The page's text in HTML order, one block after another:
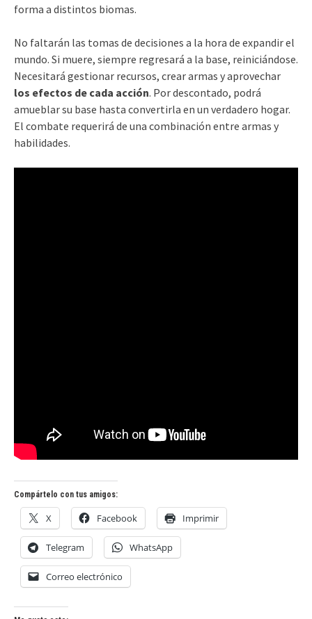
forma a distintos biomas.
No faltarán las tomas de decisiones a la hora de expandir el
mundo. Si muere, siempre regresará a la base, reiniciándose.
Necesitará gestionar recursos, crear armas y aprovechar
los efectos de cada acción. Por descontado, podrá
amueblar su base hasta convertirla en un verdadero hogar.
El combate requerirá de una combinación entre armas y
habilidades.
Compártelo con tus amigos:
X Facebook Imprimir
Telegram WhatsApp
Correo electrónico